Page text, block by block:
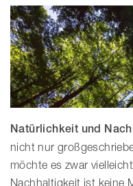
Natürlichkeit und
nicht nur
möchte es zwar
Nachhaltigkeit ist keine